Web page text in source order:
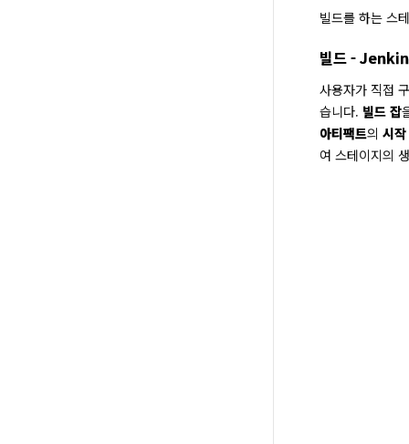
빌드를 하는 스
빌드 -
사용자가 직접
습니다. 빌드 잡
아티팩트의 시
여 스테이지의